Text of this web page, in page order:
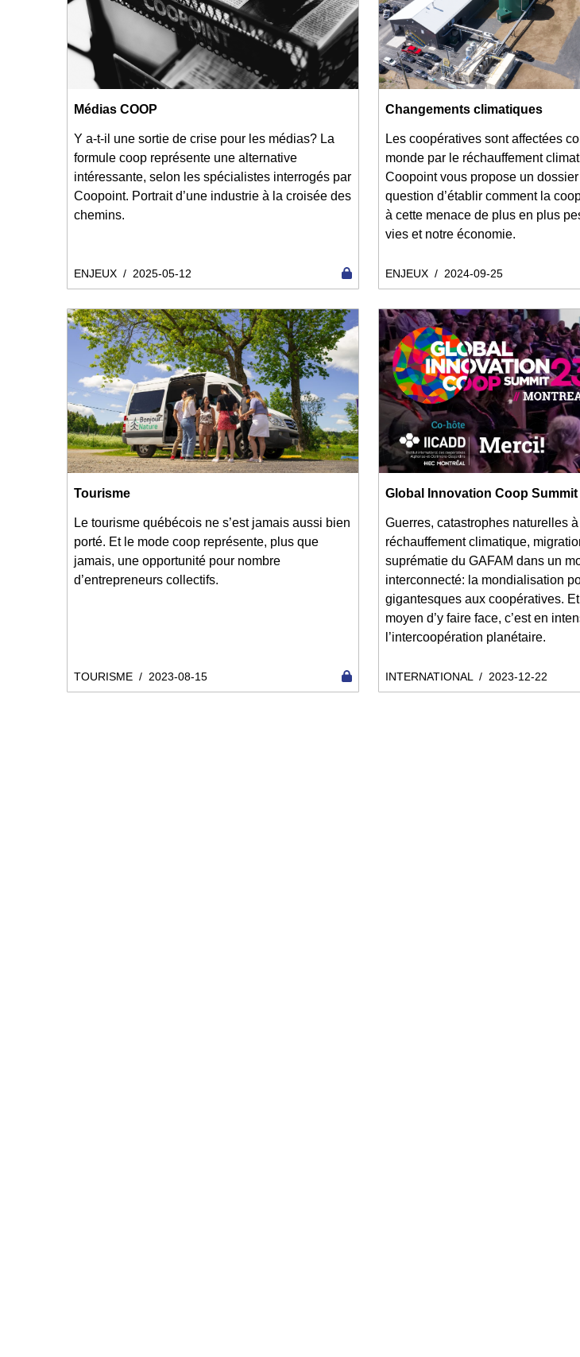
Médias COOP
Y a-t-il une sortie de crise pour les médias? La
formule coop représente une alternative
intéressante, selon les spécialistes interrogés par
Coopoint. Portrait d’une industrie à la croisée des
chemins.
ENJEUX / 2025-05-12
Changements climatiques
Les coopératives sont affectées
monde par le réchauffement
Coopoint vous propose un
question d’établir comment la
à cette menace de plus en plus
vies et notre économie.
ENJEUX / 2024-09-25
Tourisme
Le tourisme québécois ne s’est jamais aussi bien
porté. Et le mode coop représente, plus que
jamais, une opportunité pour nombre
d’entrepreneurs collectifs.
TOURISME / 2023-08-15
Global Innovation Coop Summit
Guerres, catastrophes naturelles
réchauffement climatique,
suprématie du GAFAM dans un
interconnecté: la mondialisation
gigantesques aux coopératives.
moyen d’y faire face, c’est en
l’intercoopération planétaire.
INTERNATIONAL / 2023-12-22